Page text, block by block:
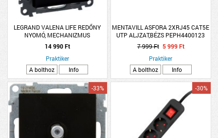
LEGRAND VALENA LIFE REDŐNY
NYOMÓ, MECHANIZMUS
BURKOLATTAL, FEKETE
14 990 Ft
Praktiker
A bolthoz
Info
MENTAVILL ASFORA 2XRJ45 CAT5E
UTP ALJZAT,BÉZS PEPH4400123
7 999 Ft 5 999 Ft
Praktiker
A bolthoz
Info
-33% -30%